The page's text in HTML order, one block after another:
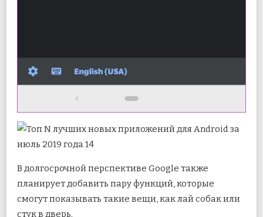
В долгосрочной перспективе Google также
планирует добавить пару функций, которые
смогут показывать такие вещи, как лай собак или
стук в дверь.